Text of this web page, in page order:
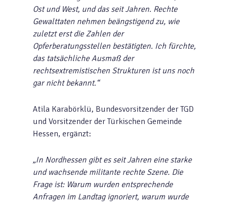
Ost und West, und das seit Jahren. Rechte
Gewalttaten nehmen beängstigend zu, wie
zuletzt erst die Zahlen der
Opferberatungsstellen bestätigten. Ich fürchte,
das tatsächliche Ausmaß der
rechtsextremistischen Strukturen ist uns noch
gar nicht bekannt.“
Atila Karabörklü, Bundesvorsitzender der TGD
und Vorsitzender der Türkischen Gemeinde
Hessen, ergänzt:
„In Nordhessen gibt es seit Jahren eine starke
und wachsende militante rechte Szene. Die
Frage ist: Warum wurden entsprechende
Anfragen im Landtag ignoriert, warum wurde